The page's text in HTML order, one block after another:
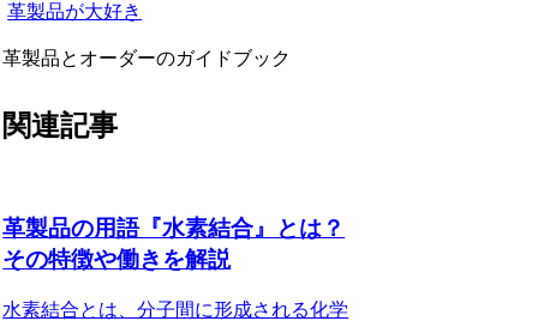
革製品が大好き
革製品とオーダーのガイドブック
関連記事
革製品の用語『水素結合』とは？
その特徴や働きを解説
水素結合とは、分子間に形成される化学